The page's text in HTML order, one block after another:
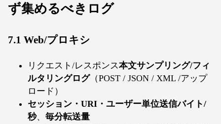
ず集めるべきログ
7.1 Web/プロキシ
リクエスト/レスポンス本文サンプリング/フィ
ルタリングログ（POST / JSON / XML /アップ
ロード）
セッション・URI・ユーザー単位送信バイト/
秒、 毎分転送量